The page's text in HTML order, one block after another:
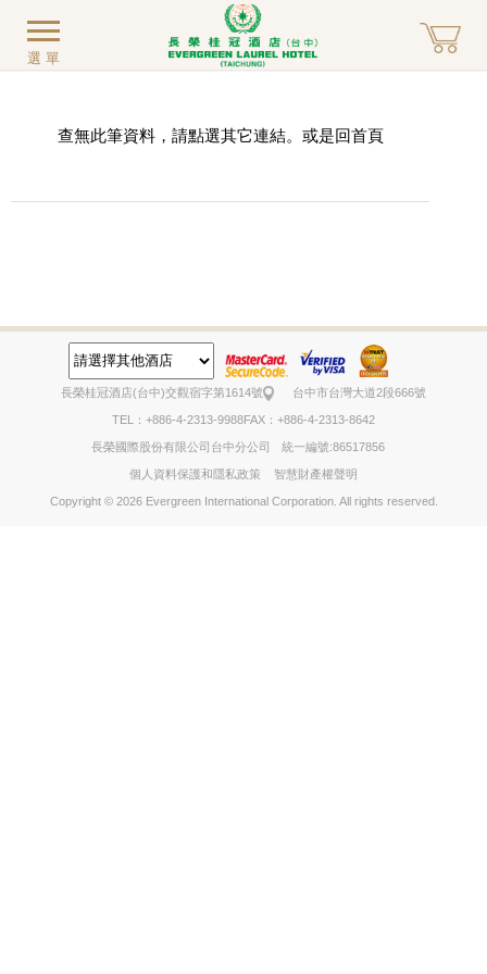
選單
查無此筆資料，請點選其它連結。或是回首頁
長榮桂冠酒店(台中)交觀宿字第1614號 台中市台灣大道2段666號
TEL：+886-4-2313-9988FAX：+886-4-2313-8642
長榮國際股份有限公司台中分公司 統一編號:86517856
個人資料保護和隱私政策 智慧財產權聲明
Copyright © 2026 Evergreen International Corporation. All rights reserved.